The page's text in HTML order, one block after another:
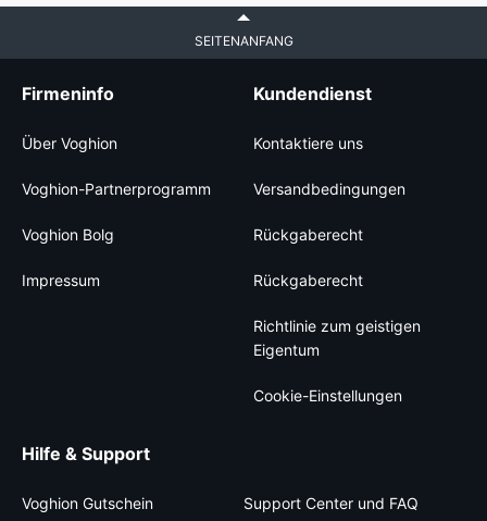
SEITENANFANG
Firmeninfo
Über Voghion
Voghion-Partnerprogramm
Voghion Bolg
Impressum
Kundendienst
Kontaktiere uns
Versandbedingungen
Rückgaberecht
Rückgaberecht
Richtlinie zum geistigen
Eigentum
Cookie-Einstellungen
Hilfe & Support
Voghion Gutschein Support Center und FAQ